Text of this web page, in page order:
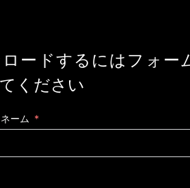
ードするにはフォー
ください
ーム